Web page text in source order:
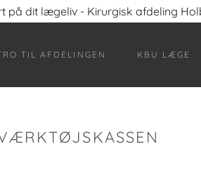
på dit lægeliv - Kirurgisk afdeling
TIL AFDELINGEN KBU LÆGE